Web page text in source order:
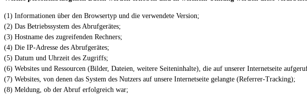
(1) Informationen über den Browsertyp und die verwendete Version;
(2) Das Betriebssystem des Abrufgerätes;
(3) Hostname des zugreifenden Rechners;
(4) Die IP-Adresse des Abrufgerätes;
(5) Datum und Uhrzeit des Zugriffs;
(6) Websites und Ressourcen (Bilder, Dateien, weitere Seiteninhalte), die auf unserer Internetseite
(7) Websites, von denen das System des Nutzers auf unsere Internetseite gelangte (Referrer-Tracking);
(8) Meldung, ob der Abruf erfolgreich war;